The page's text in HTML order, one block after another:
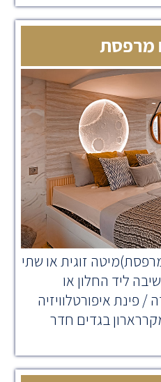
מרפסת
המרפסת)מיטה זוגית או שתי
ליד החלון או
פינת איפורטלוויזיה
בגדים חדר